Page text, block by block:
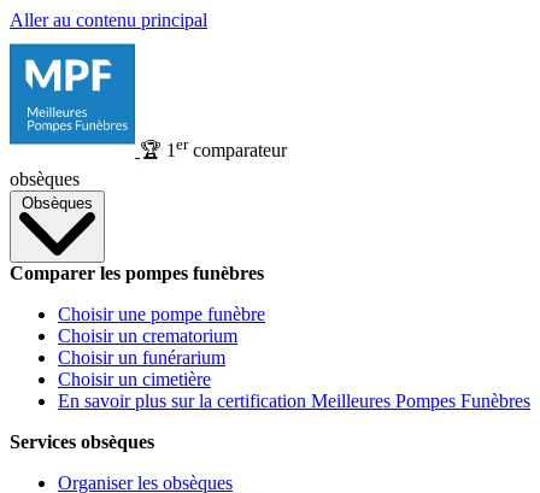
Aller au contenu principal
🏆 1 ercomparateur
obsèques
Obsèques
Comparer les pompes funèbres
Choisir une pompe funèbre
Choisir un crematorium
Choisir un funérarium
Choisir un cimetière
En savoir plus sur la certification Meilleures Pompes Funèbres
Services obsèques
Organiser les obsèques